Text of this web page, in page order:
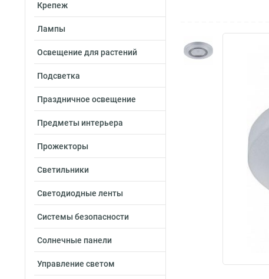
Крепеж
Лампы
Освещение для растений
Подсветка
Праздничное освещение
Предметы интерьера
Прожекторы
Светильники
Светодиодные ленты
Системы безопасности
Солнечные панели
Управление светом